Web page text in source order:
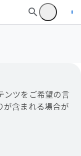
ンツをご希望の言
が含まれる場合が